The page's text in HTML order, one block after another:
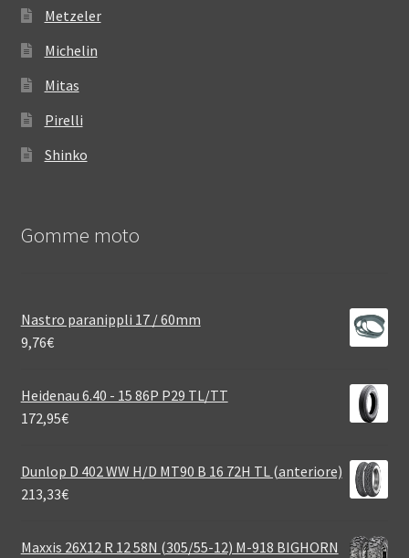
Metzeler
Michelin
Mitas
Pirelli
Shinko
Gomme moto
Nastro paranippli 17 / 60mm
9,76€
Heidenau 6.40 - 15 86P P29 TL/TT
172,95€
Dunlop D 402 WW H/D MT90 B 16 72H TL (anteriore)
213,33€
Maxxis 26X12 R 12 58N (305/55-12) M-918 BIGHORN